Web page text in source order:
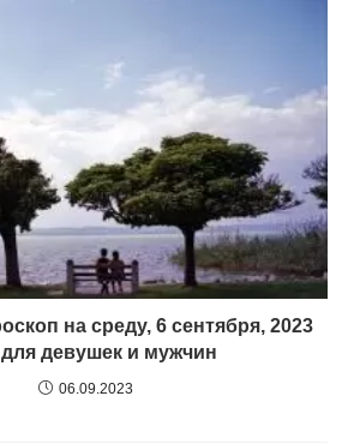
на среду, 6 сентября, 2023
для девушек и мужчин
06.09.2023